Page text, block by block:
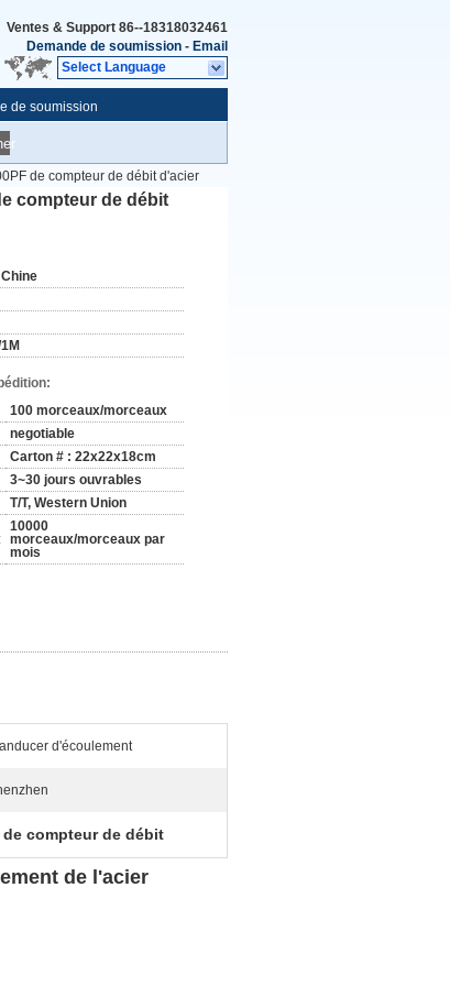
Ventes & Support 86--18318032461
Demande de soumission - Email
Select Language
de soumission
de compteur de débit d'acier
compteur de débit
100 morceaux/morceaux
negotiable
Carton # : 22x22x18cm
3~30 jours ouvrables
T/T, Western Union
10000
morceaux/morceaux par
mois
d'écoulement
compteur de débit
de l'acier